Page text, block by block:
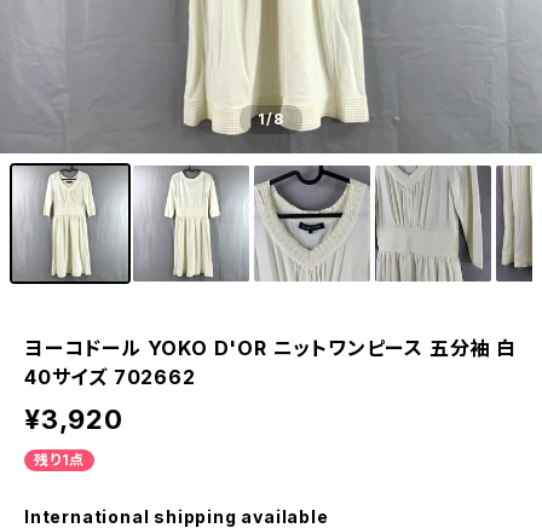
1/8
ヨーコドール YOKO D'OR ニットワンピース 五分袖 白
40サイズ 702662
¥3,920
残り1点
International shipping available